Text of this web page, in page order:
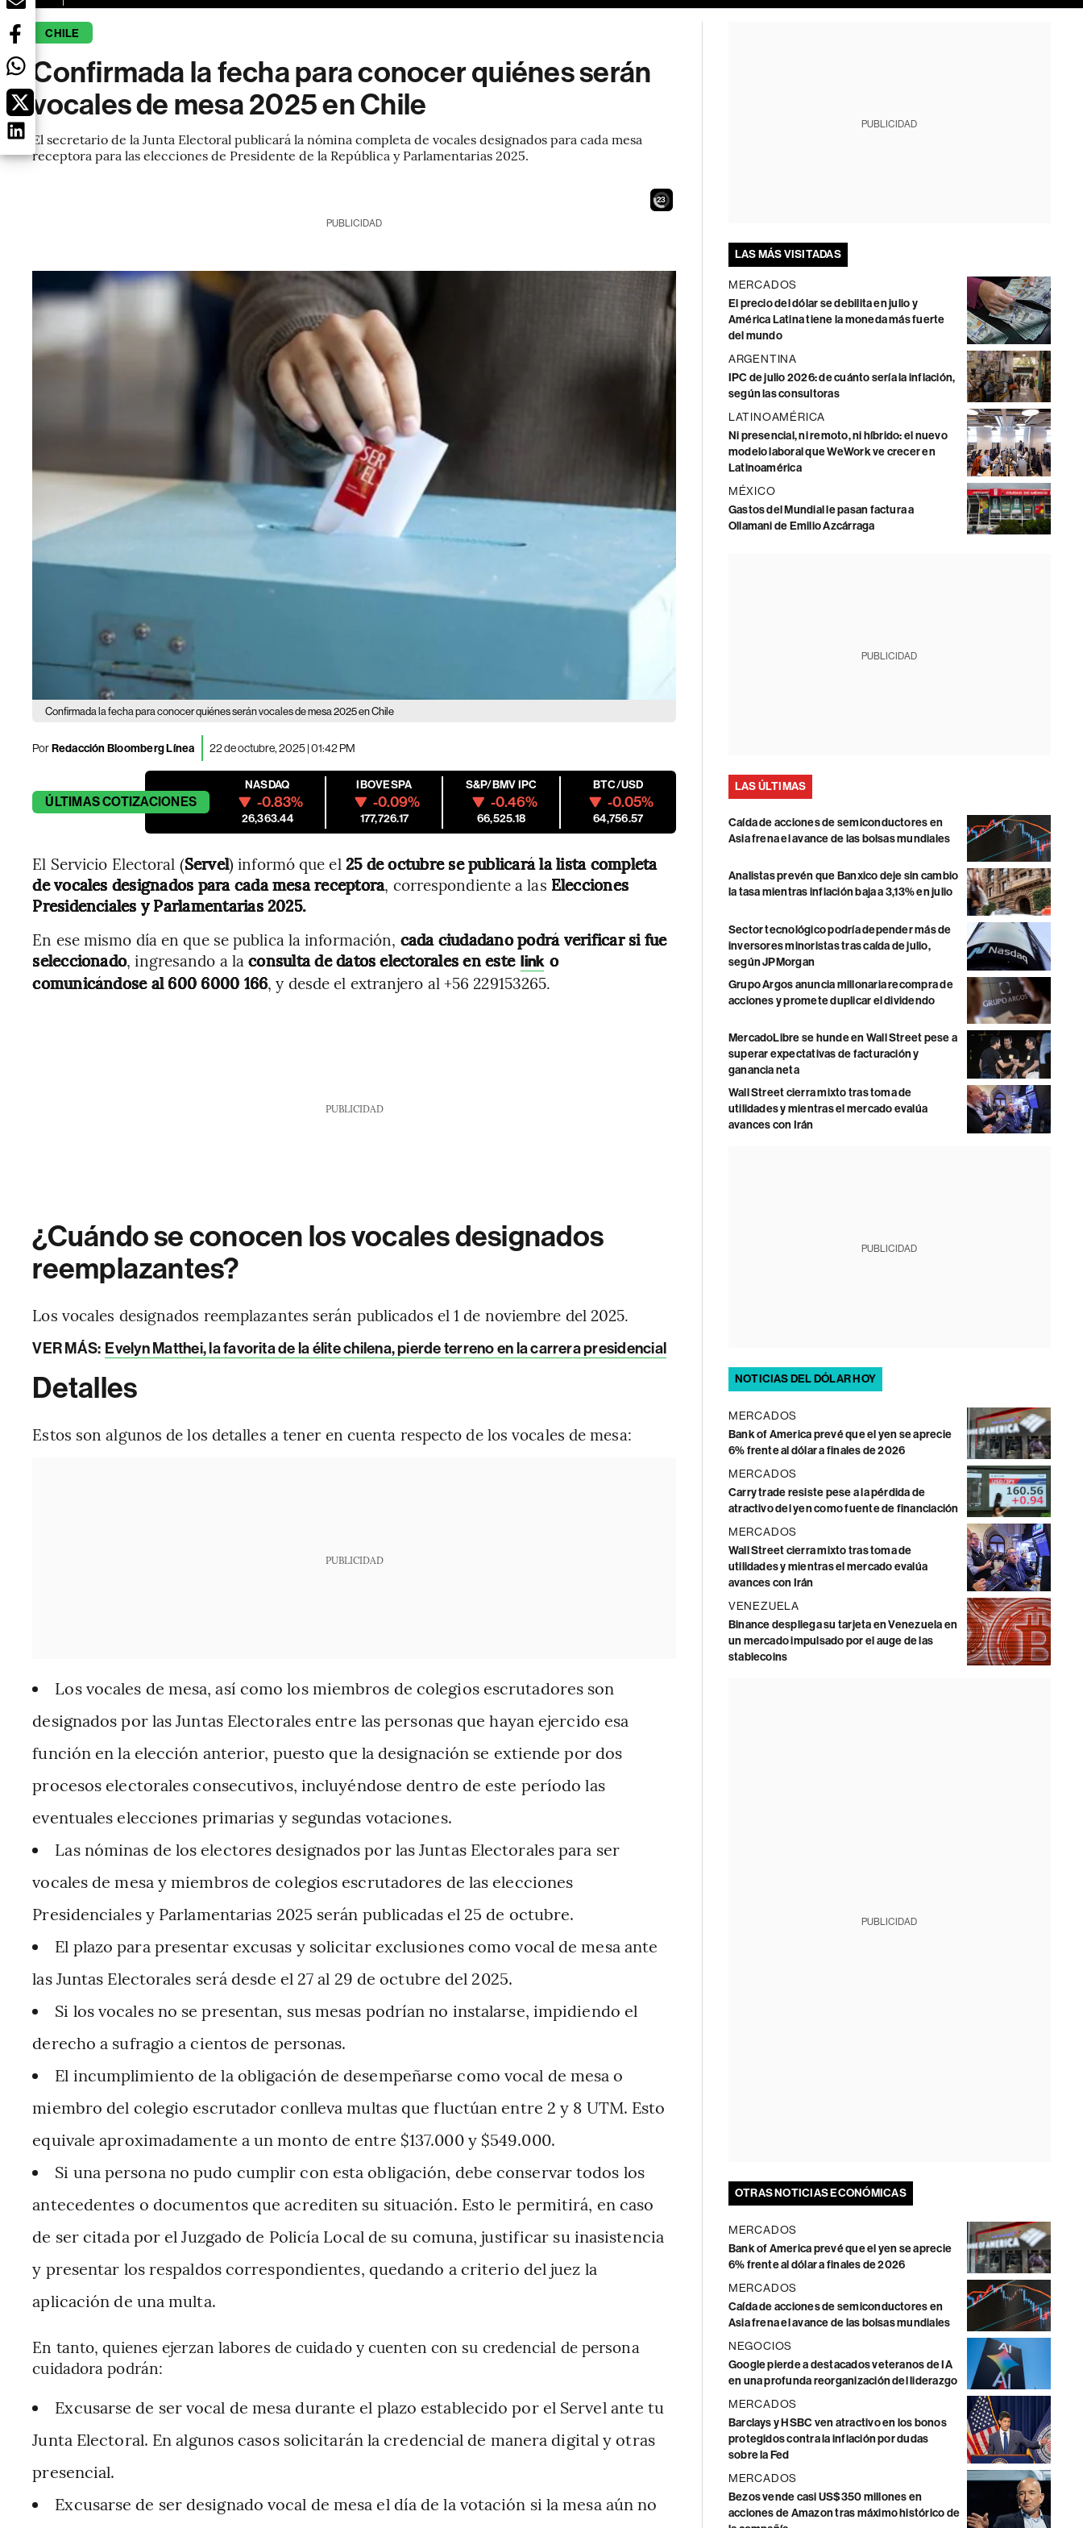
CHILE
Confirmada la fecha para conocer quiénes serán
vocales de mesa 2025 en Chile
El secretario de la Junta Electoral publicará la nómina completa de vocales designados para cada mesa
receptora para las elecciones de Presidente de la República y Parlamentarias 2025.
22
PUBLICIDAD
Confirmada la fecha para conocer quiénes serán vocales de mesa 2025 en Chile
PorRedacción Bloomberg Línea 22 de octubre, 2025 | 01:42 PM
ÚLTIMASCOTIZACIONES
NASDAQ
-0.83%
26,363.44
IBOVESPA
-0.09%
177,726.17
S&P/BMV IPC
-0.46%
66,525.18
BTC/USD
-0.05%
64,756.57
El Servicio Electoral (Servel) informó que el 25 de octubre se publicará la lista completa
de vocales designados para cada mesa receptora, correspondiente a las Elecciones
Presidenciales y Parlamentarias 2025.
En ese mismo día en que se publica la información, cada ciudadano podrá verificar si fue
seleccionado, ingresando a la consulta de datos electorales en este link o
comunicándose al 600 6000 166, y desde el extranjero al +56 229153265.
PUBLICIDAD
¿Cuándo se conocen los vocales designados
reemplazantes?
Los vocales designados reemplazantes serán publicados el 1 de noviembre del 2025.
VER MÁS: Evelyn Matthei, la favorita de la élite chilena, pierde terreno en la carrera presidencial
Detalles
Estos son algunos de los detalles a tener en cuenta respecto de los vocales de mesa:
PUBLICIDAD
Los vocales de mesa, así como los miembros de colegios escrutadores son
designados por las Juntas Electorales entre las personas que hayan ejercido esa
función en la elección anterior, puesto que la designación se extiende por dos
procesos electorales consecutivos, incluyéndose dentro de este período las
eventuales elecciones primarias y segundas votaciones.
Las nóminas de los electores designados por las Juntas Electorales para ser
vocales de mesa y miembros de colegios escrutadores de las elecciones
Presidenciales y Parlamentarias 2025 serán publicadas el 25 de octubre.
El plazo para presentar excusas y solicitar exclusiones como vocal de mesa ante
las Juntas Electorales será desde el 27 al 29 de octubre del 2025.
Si los vocales no se presentan, sus mesas podrían no instalarse, impidiendo el
derecho a sufragio a cientos de personas.
El incumplimiento de la obligación de desempeñarse como vocal de mesa o
miembro del colegio escrutador conlleva multas que fluctúan entre 2 y 8 UTM. Esto
equivale aproximadamente a un monto de entre $137.000 y $549.000.
Si una persona no pudo cumplir con esta obligación, debe conservar todos los
antecedentes o documentos que acrediten su situación. Esto le permitirá, en caso
de ser citada por el Juzgado de Policía Local de su comuna, justificar su inasistencia
y presentar los respaldos correspondientes, quedando a criterio del juez la
aplicación de una multa.
En tanto, quienes ejerzan labores de cuidado y cuenten con su credencial de persona
cuidadora podrán:
Excusarse de ser vocal de mesa durante el plazo establecido por el Servel ante tu
Junta Electoral. En algunos casos solicitarán la credencial de manera digital y otras
presencial.
Excusarse de ser designado vocal de mesa el día de la votación si la mesa aún no
PUBLICIDAD
LAS MÁS VISITADAS
MERCADOS
El precio del dólar se debilita en julio y
América Latina tiene la moneda más fuerte
del mundo
ARGENTINA
IPC de julio 2026: de cuánto sería la inflación,
según las consultoras
LATINOAMÉRICA
Ni presencial, ni remoto, ni híbrido: el nuevo
modelo laboral que WeWork ve crecer en
Latinoamérica
MÉXICO
Gastos del Mundial le pasan factura a
Ollamani de Emilio Azcárraga
PUBLICIDAD
LAS ÚLTIMAS
Caída de acciones de semiconductores en
Asia frena el avance de las bolsas mundiales
Analistas prevén que Banxico deje sin cambio
la tasa mientras inflación baja a 3,13% en julio
Sector tecnológico podría depender más de
inversores minoristas tras caída de julio,
según JPMorgan
Grupo Argos anuncia millonaria recompra de
acciones y promete duplicar el dividendo
MercadoLibre se hunde en Wall Street pese a
superar expectativas de facturación y
ganancia neta
Wall Street cierra mixto tras toma de
utilidades y mientras el mercado evalúa
avances con Irán
PUBLICIDAD
NOTICIAS DEL DÓLAR HOY
MERCADOS
Bank of America prevé que el yen se aprecie
6% frente al dólar a finales de 2026
MERCADOS
Carry trade resiste pese a la pérdida de
atractivo del yen como fuente de financiación
MERCADOS
Wall Street cierra mixto tras toma de
utilidades y mientras el mercado evalúa
avances con Irán
VENEZUELA
Binance despliega su tarjeta en Venezuela en
un mercado impulsado por el auge de las
stablecoins
PUBLICIDAD
OTRAS NOTICIAS ECONÓMICAS
MERCADOS
Bank of America prevé que el yen se aprecie
6% frente al dólar a finales de 2026
MERCADOS
Caída de acciones de semiconductores en
Asia frena el avance de las bolsas mundiales
NEGOCIOS
Google pierde a destacados veteranos de IA
en una profunda reorganización del liderazgo
MERCADOS
Barclays y HSBC ven atractivo en los bonos
protegidos contra la inflación por dudas
sobre la Fed
MERCADOS
Bezos vende casi US$350 millones en
acciones de Amazon tras máximo histórico de